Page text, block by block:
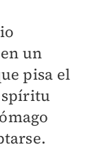
un
pisa el